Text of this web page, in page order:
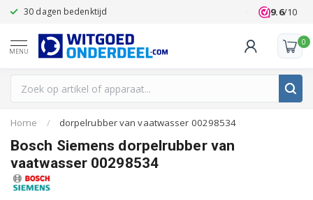
30 dagen bedenktijd Klanten
9.6/10
MENU
0
Home / dorpelrubber van vaatwasser 00298534
Bosch Siemens dorpelrubber van
vaatwasser 00298534